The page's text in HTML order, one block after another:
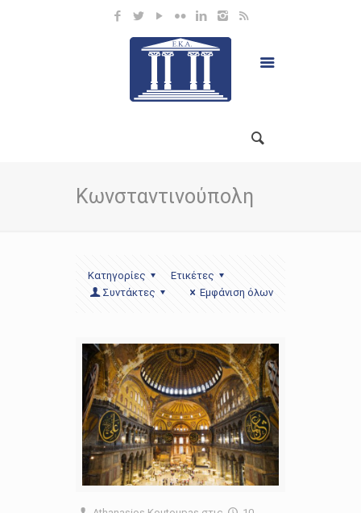
Κωνσταντινούπολη
Κατηγορίες
Ετικέτες
Συντάκτες
Εμφάνιση όλων